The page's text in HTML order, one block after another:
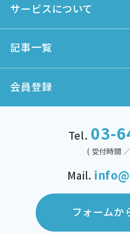
サービスについて
記事一覧
会員登録
Tel. 03-
( 受付時間
Mail.
フォームか